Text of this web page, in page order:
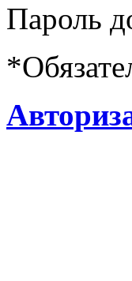
Пароль
*